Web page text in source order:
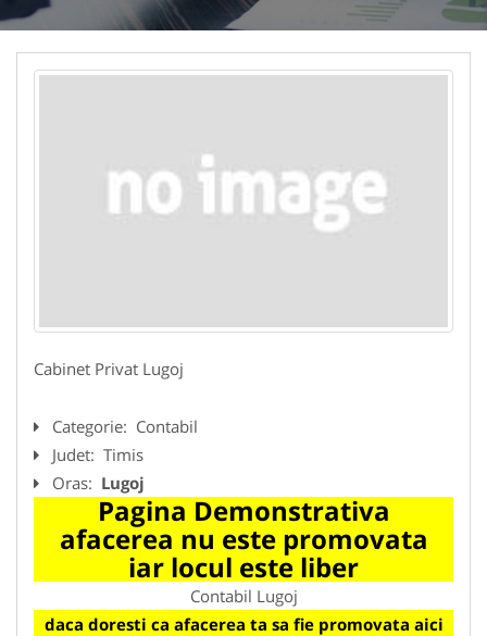
Cabinet Privat Lugoj
Categorie: Contabil
Judet: Timis
Oras: Lugoj
Pagina Demonstrativa
afacerea nu este promovata
iar locul este liber
Contabil Lugoj
daca doresti ca afacerea ta sa fie promovata aici